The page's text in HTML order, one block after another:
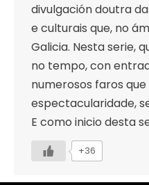
divulgación doutra
e culturais que, no
Galicia. Nesta serie,
no tempo, con
numerosos faros
espectacularidade,
E como inicio desta
+36